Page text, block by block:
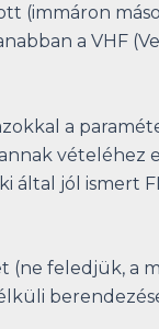
(immáron
a VHF
a
vételéhez
által jól ismert
(ne feledjük, a